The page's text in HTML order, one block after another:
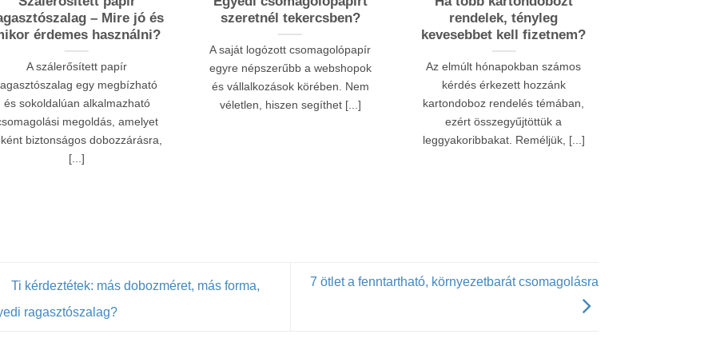
– Mire jó és
érdemes használni?
A szálerősített papír
egy megbízható
és sokoldalúan alkalmazható
megoldás, amelyet
biztonságos dobozzárásra,
[...]
szeretnél tekercsben?
A saját logózott csomagolópapír
egyre népszerűbb a webshopok
és vállalkozások körében. Nem
véletlen, hiszen segíthet [...]
rendelek, tényleg
kevesebbet kell fizetnem?
Az elmúlt hónapokban számos
kérdés érkezett hozzánk
kartondoboz rendelés témában,
ezért összegyűjtöttük a
leggyakoribbakat. Reméljük, [...]
Ti kérdeztétek: más dobozméret, más forma,
ragasztószalag?
7 ötlet a fenntartható, környezetbarát csomagolásra